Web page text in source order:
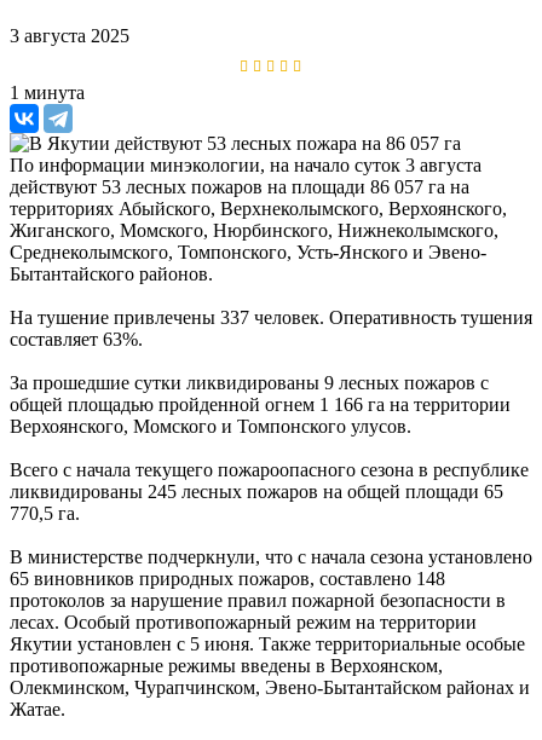
3 августа 2025
1 минута
По информации минэкологии, на начало суток 3 августа
действуют 53 лесных пожаров на площади 86 057 га на
территориях Абыйского, Верхнеколымского, Верхоянского,
Жиганского, Момского, Нюрбинского, Нижнеколымского,
Среднеколымского, Томпонского, Усть-Янского и Эвено-
Бытантайского районов.
На тушение привлечены 337 человек. Оперативность тушения
составляет 63%.
За прошедшие сутки ликвидированы 9 лесных пожаров с
общей площадью пройденной огнем 1 166 га на территории
Верхоянского, Момского и Томпонского улусов.
Всего с начала текущего пожароопасного сезона в республике
ликвидированы 245 лесных пожаров на общей площади 65
770,5 га.
В министерстве подчеркнули, что с начала сезона установлено
65 виновников природных пожаров, составлено 148
протоколов за нарушение правил пожарной безопасности в
лесах. Особый противопожарный режим на территории
Якутии установлен с 5 июня. Также территориальные особые
противопожарные режимы введены в Верхоянском,
Олекминском, Чурапчинском, Эвено-Бытантайском районах и
Жатае.